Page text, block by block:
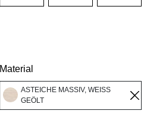
Material
ASTEICHE MASSIV, WEISS
GEÖLT